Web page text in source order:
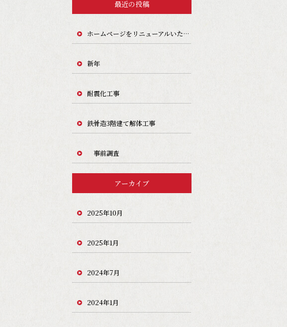
最近の投稿
ホームページをリニューアルいたしました。
新年
耐震化工事
鉄骨造3階建て解体工事
事前調査
アーカイブ
2025年10月
2025年1月
2024年7月
2024年1月